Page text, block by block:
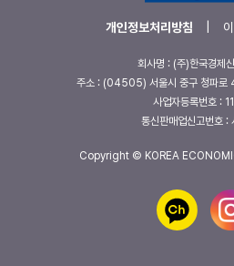
개인정보처리방침
회사명 : (주)한국경제
주소 : (04505) 서울시 중구 청파로
사업자등록번호
통신판매업신고번호
Copyright © KOREA